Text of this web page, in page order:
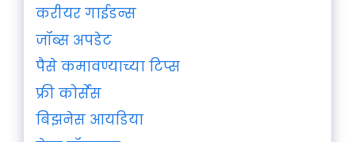
करीयर गाईडन्स
जॉब्स अपडेट
पैसे कमावण्याच्या टिप्स
फ्री कोर्सेस
बिझनेस आयडिया